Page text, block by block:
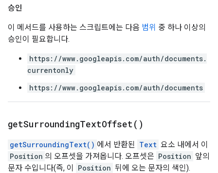
승인
이 메서드를 사용하는 스크립트에는 다음 범위 중 하나 이상의
승인이 필요합니다.
https://www.googleapis.com/auth/documents.
currentonly
https://www.googleapis.com/auth/documents
getSurroundingTextOffset( )
getSurroundingText() 에서 반환된 Text 요소 내에서 이
Position 의 오프셋을 가져옵니다. 오프셋은 Position 앞의
문자 수입니다(즉, 이
Position 뒤에 오는 문자의 색인).